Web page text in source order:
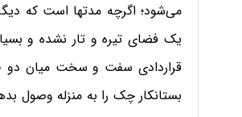
می‌شود؛ اگرچه مدتها است که
یک فضای تیره و تار نشده و
قراردادی سفت و سخت میان دو
بستانکار چک را به منزله وصول